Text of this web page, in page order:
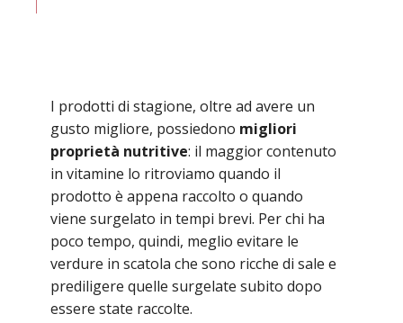
I prodotti di stagione, oltre ad avere un
gusto migliore, possiedono migliori
proprietà nutritive: il maggior contenuto
in vitamine lo ritroviamo quando il
prodotto è appena raccolto o quando
viene surgelato in tempi brevi. Per chi ha
poco tempo, quindi, meglio evitare le
verdure in scatola che sono ricche di sale e
prediligere quelle surgelate subito dopo
essere state raccolte.